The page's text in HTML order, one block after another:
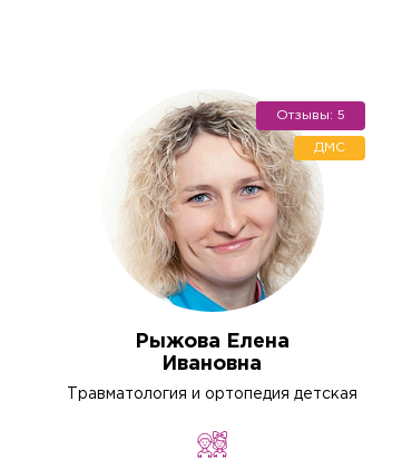
Рыжова Елена
Ивановна
Травматология и ортопедия детская
Отзывы: 5
ДМС